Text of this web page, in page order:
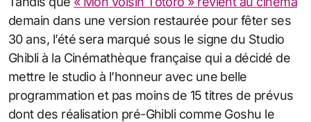
demain dans une version restaurée pour fêter ses
30 ans, l’été sera marqué sous le signe du Studio
Ghibli à la Cinémathèque française qui a décidé de
mettre le studio à l’honneur avec une belle
programmation et pas moins de 15 titres de prévus
dont des réalisation pré-Ghibli comme Goshu le